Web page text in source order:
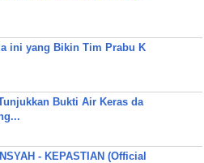
ini yang Bikin Tim Prabu K
Bukti Air Keras da
- KEPASTIAN (Official